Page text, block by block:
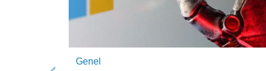
Genel